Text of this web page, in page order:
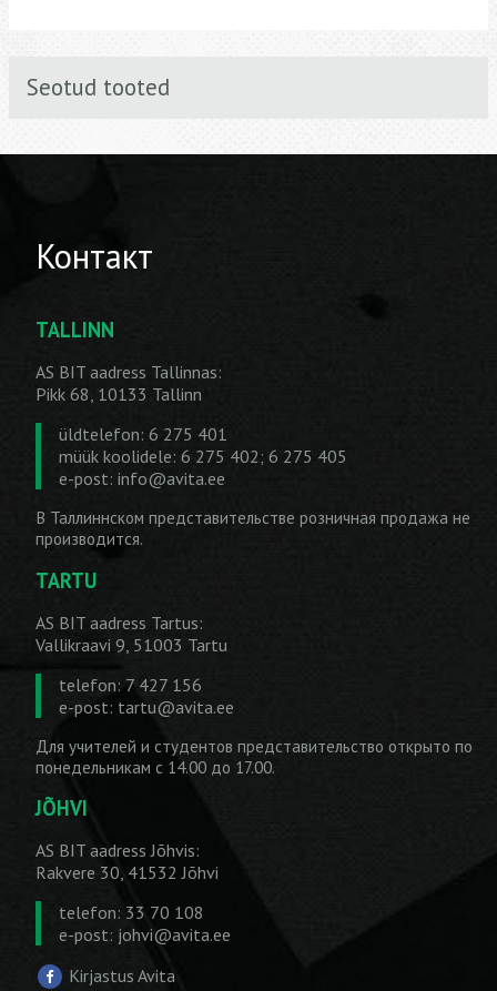
Seotud tooted
Контакт
TALLINN
AS BIT aadress Tallinnas:
Pikk 68, 10133 Tallinn
üldtelefon: 6 275 401
müük koolidele: 6 275 402; 6 275 405
e-post: info@avita.ee
В Таллиннском представительстве розничная продажа не
производится.
TARTU
AS BIT aadress Tartus:
Vallikraavi 9, 51003 Tartu
telefon: 7 427 156
e-post: tartu@avita.ee
Для учителей и студентов представительство открыто по
понедельникам с 14.00 до 17.00.
JÕHVI
AS BIT aadress Jõhvis:
Rakvere 30, 41532 Jõhvi
telefon: 33 70 108
e-post: johvi@avita.ee
Kirjastus Avita